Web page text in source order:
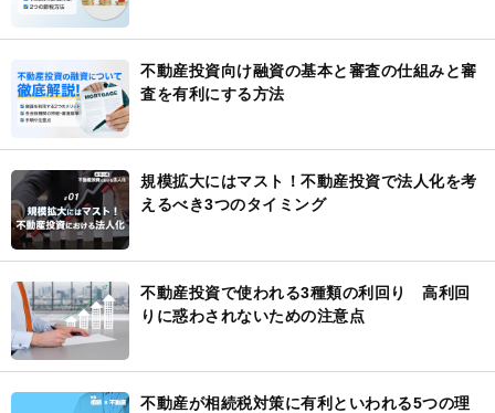
不動産投資向け融資の基本と審査の仕組みと審
査を有利にする方法
規模拡大にはマスト！不動産投資で法人化を考
えるべき3つのタイミング
不動産投資で使われる3種類の利回り 高利回
りに惑わされないための注意点
不動産が相続税対策に有利といわれる5つの理